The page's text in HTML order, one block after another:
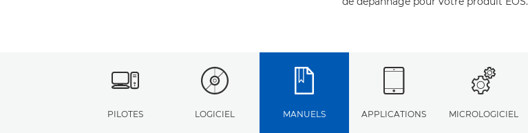
PILOTES LOGICIEL MANUELS APPLICATIONS MICROLOGICIEL